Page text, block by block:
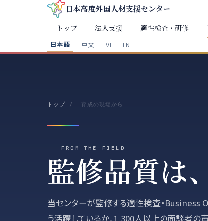
日本高度外国人材支援センター
トップ 法人支援 適性検査・研修
日本語 ｜ 中文 ｜ VI ｜ EN
トップ / 育成の現場から
FROM THE FIELD
監修品質は
当センターが監修する適性検査・Business
う活躍しているか。1,300人以上の面談者の